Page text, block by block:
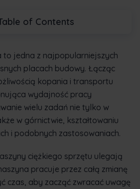
of Contents
to jedna z najpopularniejszych
placach budowy. Łącząc
kopania i transportu
wydajność pracy
wielu zadań nie tylko w
w górnictwie, kształtowaniu
i podobnych zastosowaniach.
ciężkiego sprzętu ulegają
pracuje przez całą zmianę
czas, aby zacząć zwracać uwagę